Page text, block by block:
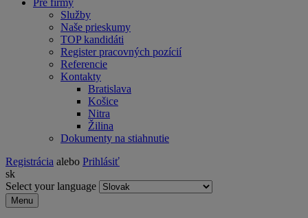
Pre firmy
Služby
Naše prieskumy
TOP kandidáti
Register pracovných pozícií
Referencie
Kontakty
Bratislava
Košice
Nitra
Žilina
Dokumenty na stiahnutie
Registrácia alebo Prihlásiť
sk
Select your language
Menu